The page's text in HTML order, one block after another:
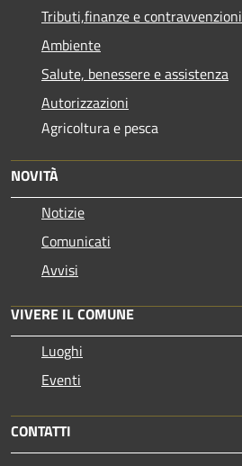
Tributi,finanze e contravvenzioni
Ambiente
Salute, benessere e assistenza
Autorizzazioni
Agricoltura e pesca
NOVITÀ
Notizie
Comunicati
Avvisi
VIVERE IL COMUNE
Luoghi
Eventi
CONTATTI